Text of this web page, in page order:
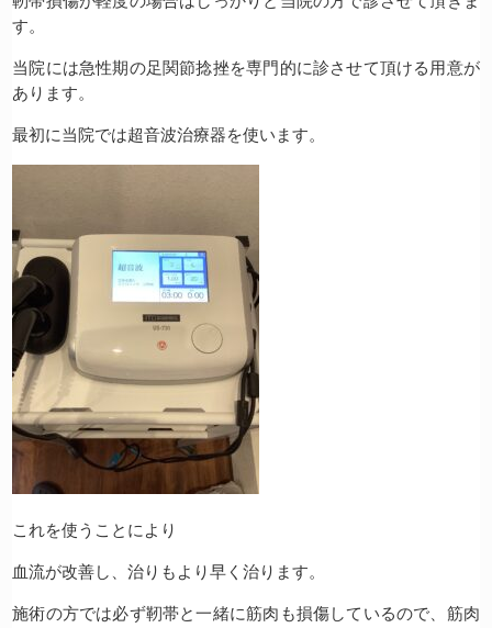
す。
当院には急性期の足関節捻挫を専門的に診させて頂ける用意が
あります。
最初に当院では超音波治療器を使います。
これを使うことにより
血流が改善し、治りもより早く治ります。
施術の方では必ず靭帯と一緒に筋肉も損傷しているので、筋肉